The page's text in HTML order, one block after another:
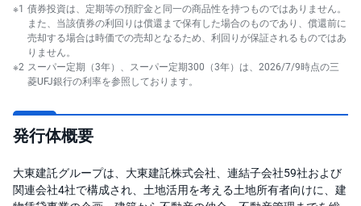
※1 債券投資は、定期等の預貯金と同一の商品性を持つものではありません。
また、当該債券の利回りは償還まで保有した場合のものであり、償還前に
売却する場合は時価での売却となるため、利回りが保証されるものではあ
りません。
※2 スーパー定期（3年）、スーパー定期300（3年）は、2026/7/9時点の三
菱UFJ銀行の利率を参照しております。
発行体概要
大東建託グループは、大東建託株式会社、連結子会社59社および
関連会社4社で構成され、土地活用を考える土地所有者向けに、建